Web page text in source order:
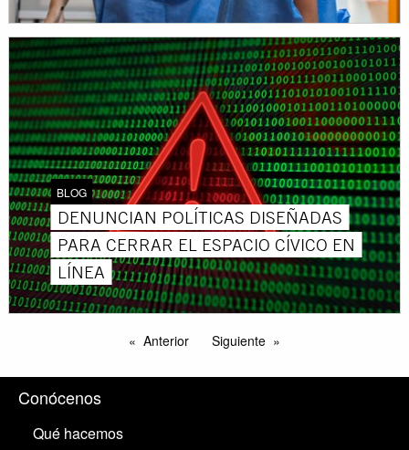
BLOG
DENUNCIAN POLÍTICAS DISEÑADAS
PARA CERRAR EL ESPACIO CÍVICO EN
LÍNEA
Anterior Siguiente
Conócenos
Qué hacemos